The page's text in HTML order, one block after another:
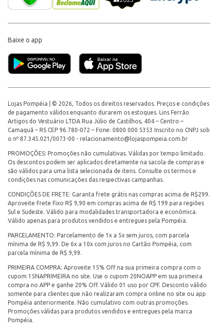
Baixe o app
Lojas Pompéia | © 2026, Todos os direitos reservados. Preços e condições
de pagamento válidos enquanto durarem os estoques. Lins Ferrão
Artigos do Vestuário LTDA Rua Júlio de Castilhos, 404 – Centro –
Camaquã – RS CEP 96.780-072 – Fone: 0800 000 5353 Inscrito no CNPJ sob
o nº 87.345.021/0073-00 - relacionamento@lojaspompeia.com.br
PROMOÇÕES: Promoções não cumulativas. Válidas por tempo limitado.
Os descontos podem ser aplicados diretamente na sacola de compras e
são válidos para uma lista selecionada de itens. Consulte os termos e
condições nas comunicações das respectivas campanhas.
CONDIÇÕES DE FRETE: Garanta frete grátis nas compras acima de R$299.
Aproveite Frete Fixo R$ 9,90 em compras acima de R$ 199 para regiões
Sul e Sudeste. Válido para modalidades transportadora e econômica.
Válido apenas para produtos vendidos e entregues pela Pompéia.
PARCELAMENTO: Parcelamento de 1x a 5x sem juros, com parcela
mínima de R$ 9,99. De 6x a 10x com juros no Cartão Pompéia, com
parcela mínima de R$ 9,99.
PRIMEIRA COMPRA: Aproveite 15% Off na sua primeira compra com o
cupom 15NAPRIMEIRA no site. Use o cupom 20NOAPP em sua primeira
compra no APP e ganhe 20% Off. Válido 01 uso por CPF. Desconto válido
somente para clientes que não realizaram compra online no site ou app
Pompéia anteriormente. Não cumulativo com outras promoções.
Promoções válidas para produtos vendidos e entregues pela marca
Pompéia.